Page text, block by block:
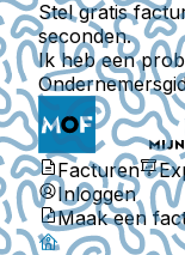
Stel gratis
seconden.
Ik heb een
Facturen
Inloggen
Maak een